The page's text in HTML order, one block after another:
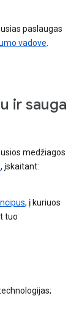
paslaugas
vadove.
ir sauga
medžiagos
, įskaitant:
, į kuriuos
tuo